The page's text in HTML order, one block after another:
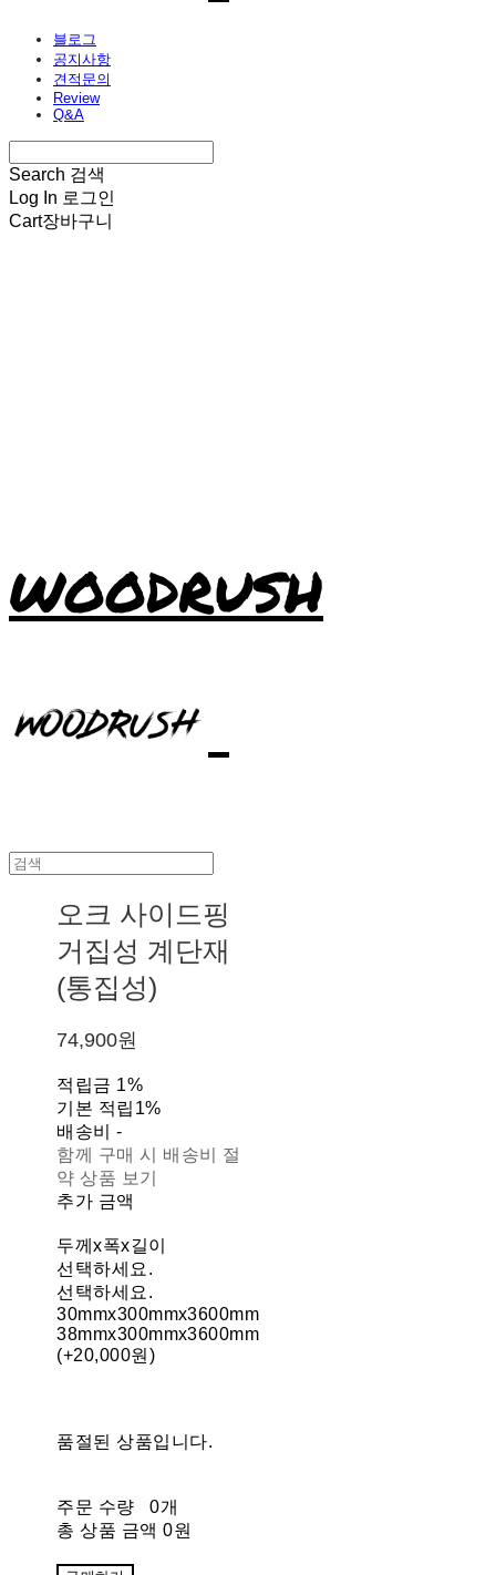
블로그
공지사항
견적문의
Review
Q&A
Search 검색
Log In 로그인
Cart장바구니
WOODRUSH
오크 사이드핑
거집성 계단재
(통집성)
74,900원
적립금 1%
기본 적립 1%
배송비-
함께 구매 시 배송비 절
약 상품 보기
추가 금액
두께x폭x길이
선택하세요.
선택하세요.
30mmx300mmx3600mm
38mmx300mmx3600mm
(+20,000원)
품절된 상품입니다.
주문 수량
0개
총 상품 금액 0원